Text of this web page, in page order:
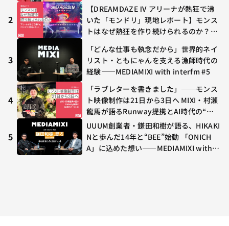
2
【DREAMDAZE Ⅳ アリーナが熱狂で沸
いた「モンドリ」現地レポート】モンス
トはなぜ熱狂を作り続けられるのか？コ
や、兎田ぺこら、壱百満天原サロメらも
集結
3
「どんな仕事も執念だから」世界的ネイ
リスト・ともにゃんを支える漁師時代の
経験——MEDIAMIXI with interfm #5
4
「ラブレターを書きました」──モンス
ト映像制作は21日から3日へ MIXI・村瀨
龍馬が語るRunway提携とAI時代の“つ
くる”
5
UUUM創業者・鎌田和樹が語る、HIKAKI
Nと歩んだ14年と“BEE”始動 「ONICH
A」に込めた想い——MEDIAMIXI with in